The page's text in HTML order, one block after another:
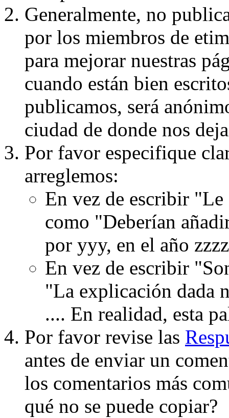
Generalmente, no
por los miembros de
para mejorar nuestras
cuando están bien
publicamos, será
ciudad de donde nos
Por favor especifique
arreglemos:
En vez de escribir
como "Deberían
por yyy, en el año
En vez de escribir
"La explicación dada
.... En realidad, esta
Por favor revise las
antes de enviar un
los comentarios más
qué no se puede copiar?